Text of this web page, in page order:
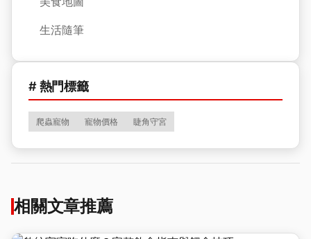
生活隨筆
# 熱門標籤
爬蟲寵物 寵物價格 睫角守宮
相關文章推薦